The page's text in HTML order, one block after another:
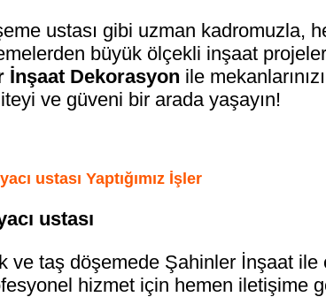
ustası gibi uzman kadromuzla,
büyük ölçekli inşaat
İnşaat Dekorasyon ile
ve güveni bir arada yaşayın!
ustası Yaptığımız İşler
ustası
ve taş döşemede Şahinler İnşaat ile
hizmet için hemen iletişime